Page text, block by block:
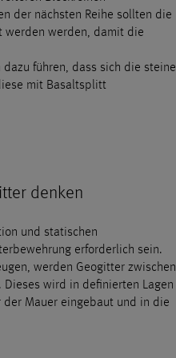
der nächsten Reihe sollten die
werden werden, damit die
führen, dass sich die steine
mit Basaltsplitt
denken
und statischen
erforderlich sein.
werden Geogitter zwischen
wird in definierten Lagen
Mauer eingebaut und in die